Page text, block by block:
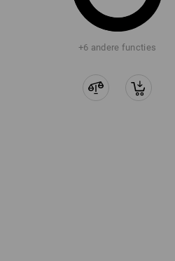
+6 andere functies